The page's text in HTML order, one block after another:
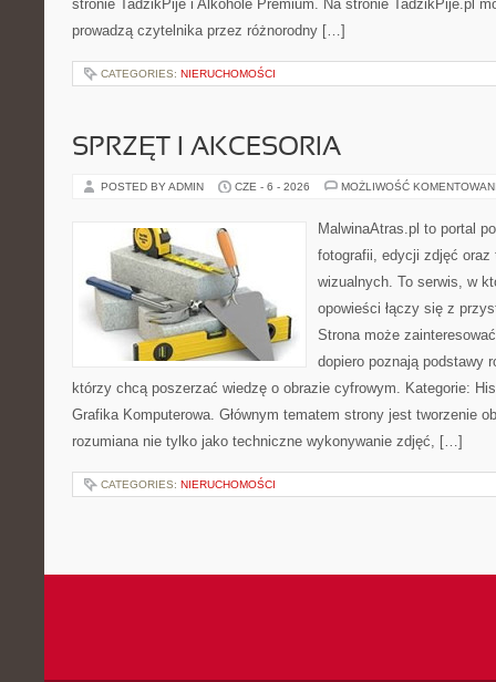
stronie TadzikPije i Alkohole Premium. Na stronie TadzikPije.pl
prowadzą czytelnika przez różnorodny […]
CATEGORIES: NIERUCHOMOŚCI
SPRZĘT I AKCESORIA
POSTED BY ADMIN CZE - 6 - 2026 MOŻLIWOŚĆ
MalwinaAtras.pl to portal
fotografii, edycji zdjęć oraz
wizualnych. To serwis, w
opowieści łączy się z
Strona może
dopiero poznają podstawy
którzy chcą poszerzać wiedzę o obrazie cyfrowym. Kategorie:
Grafika Komputerowa. Głównym tematem strony jest tworzenie
rozumiana nie tylko jako techniczne wykonywanie zdjęć, […]
CATEGORIES: NIERUCHOMOŚCI